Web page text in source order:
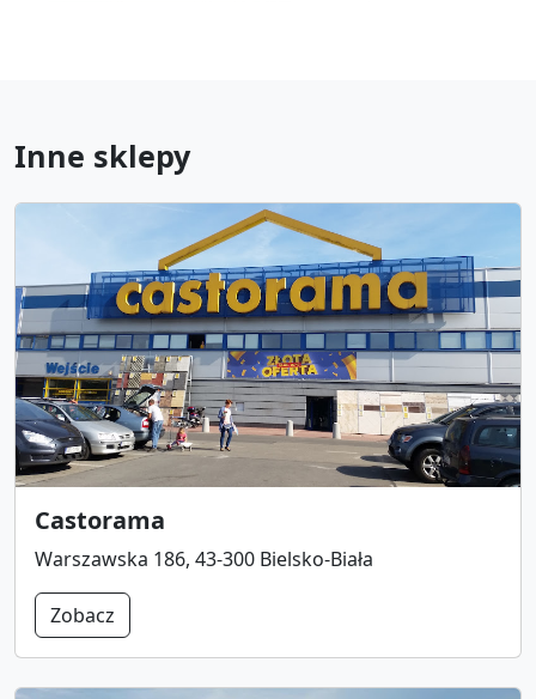
Inne sklepy
Castorama
Warszawska 186, 43-300 Bielsko-Biała
Zobacz